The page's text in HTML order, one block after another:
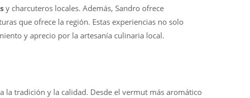
y charcuteros locales. Además, Sandro ofrece
que ofrece la región. Estas experiencias no solo
y aprecio por la artesanía culinaria local.
la tradición y la calidad. Desde el vermut más aromático